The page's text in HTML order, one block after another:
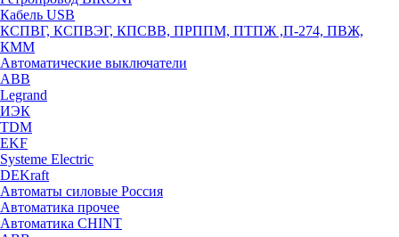
Кабель USB
КСПВГ, КСПВЭГ, КПСВВ, ПРППМ, ПТПЖ ,П-274, ПВЖ,
КММ
Автоматические выключатели
ABB
Legrand
ИЭК
TDM
EKF
Systeme Electric
DEKraft
Автоматы силовые Россия
Автоматика прочее
Автоматика CHINT